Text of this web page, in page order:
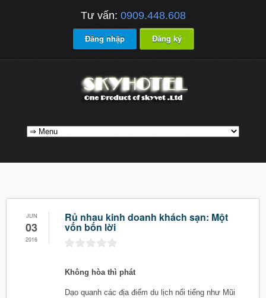
Tư vấn: 0909.448.608
Đăng nhập Đăng ký
JUN
03
2016
Rủ nhau kinh doanh khách sạn: Một
vốn bốn lời
Không hòa thì phát
Dạo quanh các địa điểm du lịch nổi tiếng như Mũi